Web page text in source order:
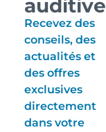
auditive
Recevez des
conseils, des
actualités et
des offres
exclusives
directement
dans votre